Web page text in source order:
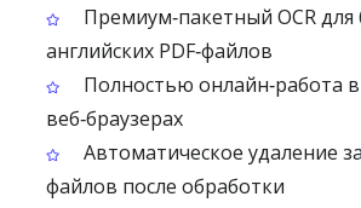
Премиум‑пакетный OCR
английских PDF‑файлов
Полностью онлайн‑работа
веб‑браузерах
Автоматическое удаление
файлов после обработки